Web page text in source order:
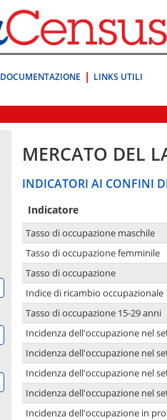
DOCUMENTAZIONE LINKS UTILI
MERCATO DEL
INDICATORI AI CONFINI
Indicatore
Tasso di occupazione maschile
Tasso di occupazione femminile
Tasso di occupazione
Indice di ricambio occupazionale
Tasso di occupazione 15-29 anni
Incidenza dell'occupazione nel
Incidenza dell'occupazione nel
Incidenza dell'occupazione nel
Incidenza dell'occupazione nel
Incidenza dell'occupazione in